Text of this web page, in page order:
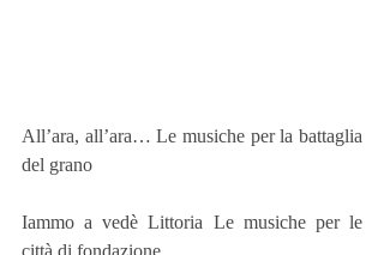
All’ara, all’ara… Le musiche per la battaglia
del grano
Iammo a vedè Littoria Le musiche per le
città di fondazione